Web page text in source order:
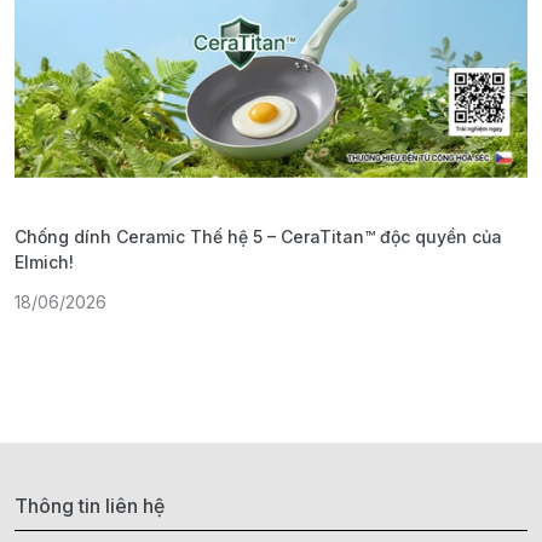
Chống dính Ceramic Thế hệ 5 – CeraTitan™ độc quyền của
Elmich!
18/06/2026
Thông tin liên hệ